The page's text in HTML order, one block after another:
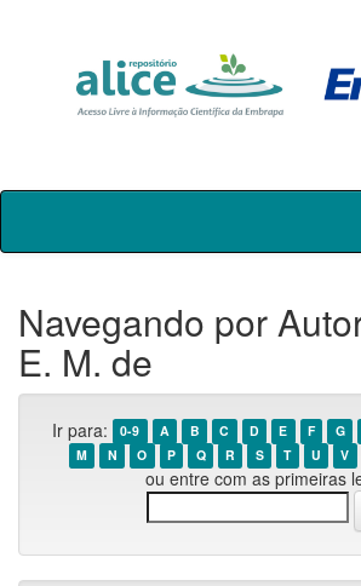
Skip
Navegando por
E. M. de
Ir para: 0-9 A B C D E F G
M
N O P Q R S T U V
ou entre com as primeiras